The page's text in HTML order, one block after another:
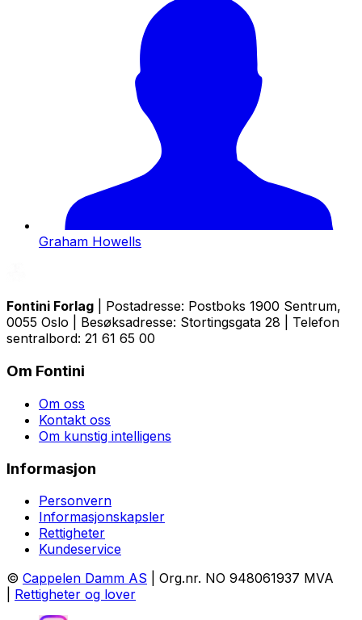
Graham Howells
Fontini Forlag | Postadresse: Postboks 1900 Sentrum,
0055 Oslo | Besøksadresse: Stortingsgata 28 | Telefon
sentralbord: 21 61 65 00
Om Fontini
Om oss
Kontakt oss
Om kunstig intelligens
Informasjon
Personvern
Informasjonskapsler
Rettigheter
Kundeservice
© Cappelen Damm AS | Org.nr. NO 948061937 MVA
Rettigheter og lover